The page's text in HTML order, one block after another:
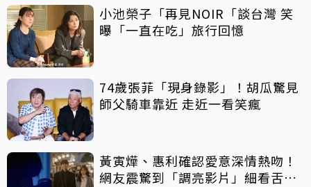
小池榮子「再見NOIR「談台灣 笑
曝「一直在吃」旅行回憶
74歲張菲「現身錄影」！胡瓜驚見
師父騎車靠近 走近一看笑瘋
黃寅燁、惠利確認愛意深情熱吻！
網友震驚到「調亮影片」細看舌吻